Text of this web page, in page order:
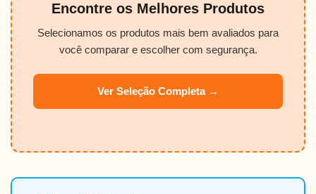
Encontre os Melhores Produtos
Selecionamos os produtos mais bem avaliados para
você comparar e escolher com segurança.
Ver Seleção Completa →